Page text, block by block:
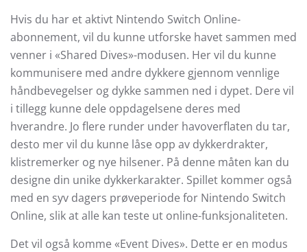
Hvis du har et aktivt Nintendo Switch Online-
abonnement, vil du kunne utforske havet sammen med
venner i «Shared Dives»-modusen. Her vil du kunne
kommunisere med andre dykkere gjennom vennlige
håndbevegelser og dykke sammen ned i dypet. Dere vil
i tillegg kunne dele oppdagelsene deres med
hverandre. Jo flere runder under havoverflaten du tar,
desto mer vil du kunne låse opp av dykkerdrakter,
klistremerker og nye hilsener. På denne måten kan du
designe din unike dykkerkarakter. Spillet kommer også
med en syv dagers prøveperiode for Nintendo Switch
Online, slik at alle kan teste ut online-funksjonaliteten.
Det vil også komme «Event Dives». Dette er en modus